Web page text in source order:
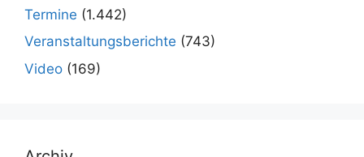
Termine (1.442)
Veranstaltungsberichte (743)
Video (169)